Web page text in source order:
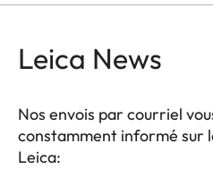
Leica News
Nos envois par courriel
constamment informé sur
Leica: